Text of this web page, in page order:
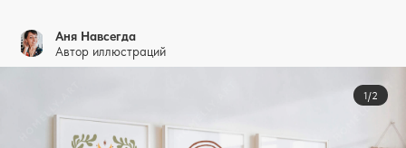
Аня Навсегда
Автор иллюстраций
1/2